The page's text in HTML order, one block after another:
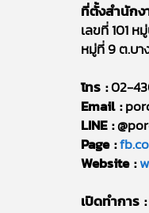
ที่ตั้งสำนักง
เลขที่ 101
หมู่ที่ 9 ต.บา
โทร :02-
Email :
LINE :
Page :
Website :
เปิดทำการ :